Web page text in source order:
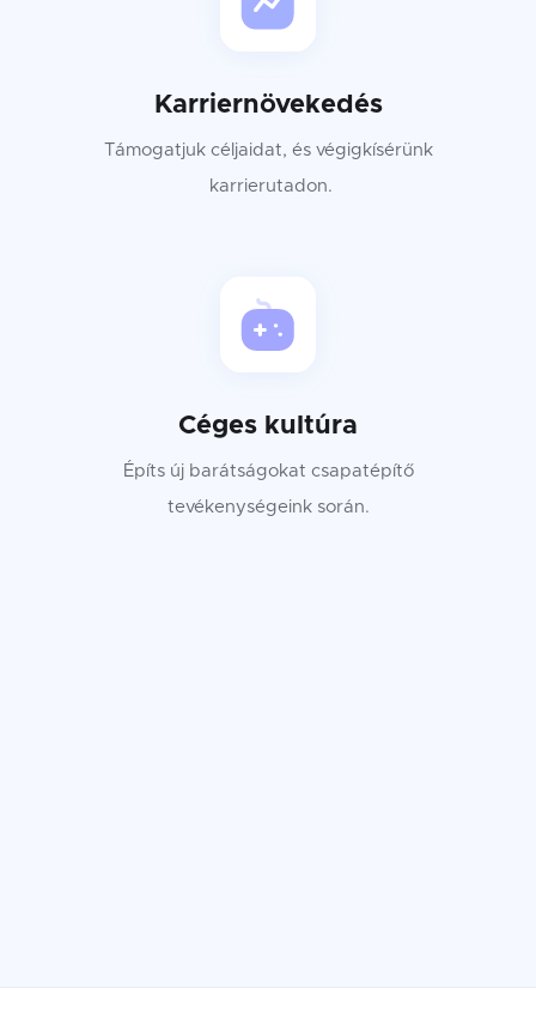
Karriernövekedés
Támogatjuk céljaidat, és végigkísérünk
karrierutadon.
Céges kultúra
Építs új barátságokat csapatépítő
tevékenységeink során.